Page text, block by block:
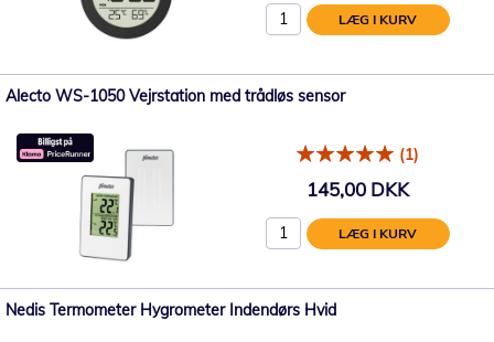
LÆG I KURV
Alecto WS-1050 Vejrstation med trådløs sensor
(1)
145,00 DKK
LÆG I KURV
Nedis Termometer Hygrometer Indendørs Hvid